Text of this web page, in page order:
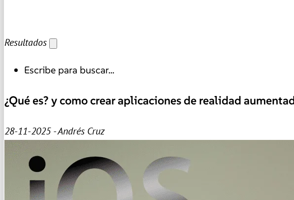
Resultados
Escribe para buscar...
¿Qué es? y como crear aplicaciones de realidad
28-11-2025 - Andrés Cruz